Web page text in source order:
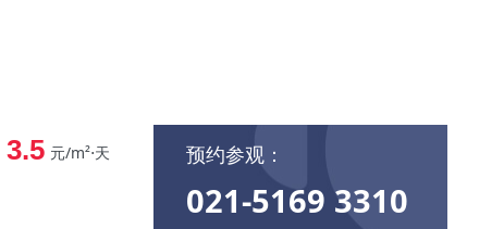
3.5 元/m²⋅天 预约参观：
021-5169 3310